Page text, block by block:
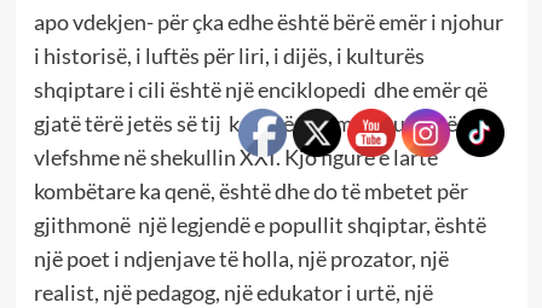
apo vdekjen- për çka edhe është bërë emër i njohur
i historisë, i luftës për liri, i dijës, i kulturës
shqiptare i cili është një enciklopedi dhe emër që
gjatë tërë jetës së tij ka lanë gjurmëshumë të
vlefshme në shekullin XXI. Kjo figurë e lartë
kombëtare ka qenë, është dhe do të mbetet për
gjithmonë një legjendë e popullit shqiptar, është
një poet i ndjenjave të holla, një prozator, një
realist, një pedagog, një edukator i urtë, një